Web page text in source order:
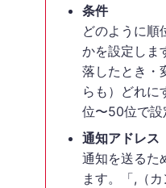
条件
どのように順
かを設定しま
落したとき・
らも）どれに
位〜50位で設
通知アドレス
通知を送るた
ます。「,（